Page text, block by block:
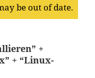
be out of date.
+
+ “Linux-